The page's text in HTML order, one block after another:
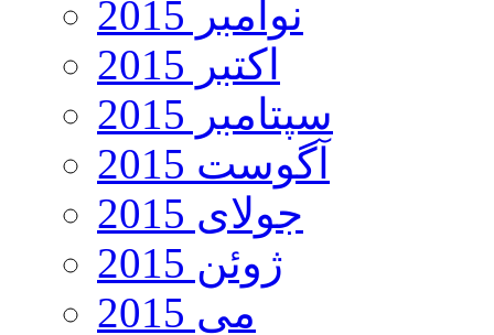
نوامبر 2015
اکتبر 2015
سپتامبر 2015
آگوست 2015
جولای 2015
ژوئن 2015
می 2015